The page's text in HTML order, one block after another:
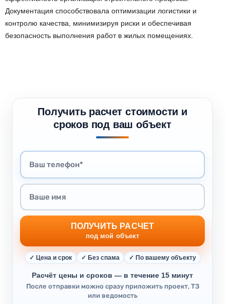
Документация способствовала оптимизации логистики и
контролю качества, минимизируя риски и обеспечивая
безопасность выполнения работ в жилых помещениях.
Получить расчет стоимости и
сроков под ваш объект
ПОЛУЧИТЬ РАСЧЕТ
под мой объект
✓ Цена и срок ✓ Без спама ✓ По вашему объекту
Расчёт цены и сроков — в течение 15 минут
После отправки можно сразу приложить проект, ТЗ
или ведомость